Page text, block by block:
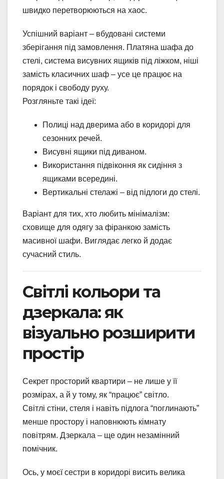
швидко перетворюються на хаос.
Успішний варіант – вбудовані системи
зберігання під замовлення. Платяна шафа до
стелі, система висувних ящиків під ліжком, ніші
замість класичних шаф – усе це працює на
порядок і свободу руху.
Розгляньте такі ідеї:
Полиці над дверима або в коридорі для
сезонних речей.
Висувні ящики під диваном.
Використання підвіконня як сидіння з
ящиками всередині.
Вертикальні стелажі – від підлоги до стелі.
Варіант для тих, хто любить мінімалізм:
сховище для одягу за фіранкою замість
масивної шафи. Виглядає легко й додає
сучасний стиль.
Світлі кольори та
дзеркала: як
візуально розширити
простір
Секрет просторий квартири – не лише у її
розмірах, а й у тому, як “працює” світло.
Світлі стіни, стеля і навіть підлога “поглинають”
менше простору і наповнюють кімнату
повітрям. Дзеркала – ще один незамінний
помічник.
Ось, у моєї сестри в коридорі висить велика